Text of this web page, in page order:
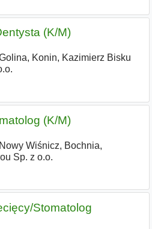
(K/M)
Konin, Kazimierz Bisku
(K/M)
Nowy Wiśnicz, Bochnia,
Sp. z o.o.
Stomatolog